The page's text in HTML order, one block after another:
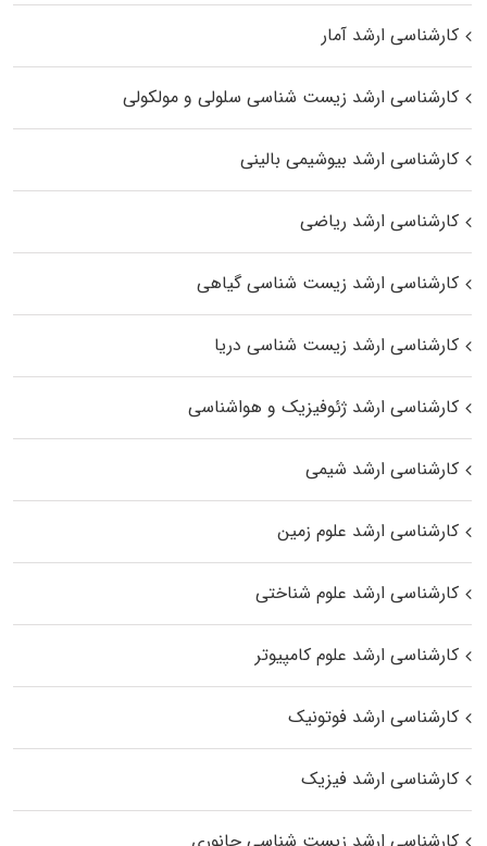
کارشناسی ارشد آمار
کارشناسی ارشد زیست شناسی سلولی و مولکولی
کارشناسی ارشد بیوشیمی بالینی
کارشناسی ارشد ریاضی
کارشناسی ارشد زیست‌ شناسی گیاهی
کارشناسی ارشد زیست‌ شناسی دریا
کارشناسی ارشد ژئوفیزیک و هواشناسی
کارشناسی ارشد شیمی
کارشناسی ارشد علوم زمین
کارشناسی ارشد علوم شناختی
کارشناسی ارشد علوم کامپیوتر
کارشناسی ارشد فوتونیک
کارشناسی ارشد فیزیک